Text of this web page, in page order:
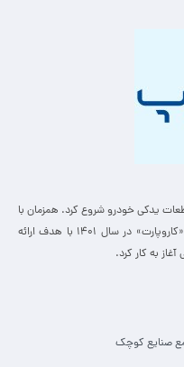
در حوزه قطعات یدکی خودرو شروع کرد. همزمان با
رشد و توسعه فناوری در دنیای دیجیتال، گروه «کاروپارت» در سال ۱۴۰۱ با هدف ارائه
به کار کرد.
صنایع کوچک